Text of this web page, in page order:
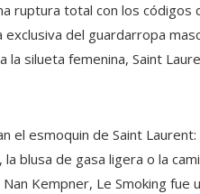
ruptura total con los códigos
del guardarropa
silueta femenina, Saint
el esmoquin de Saint
blusa de gasa ligera o la
Kempner, Le Smoking fue